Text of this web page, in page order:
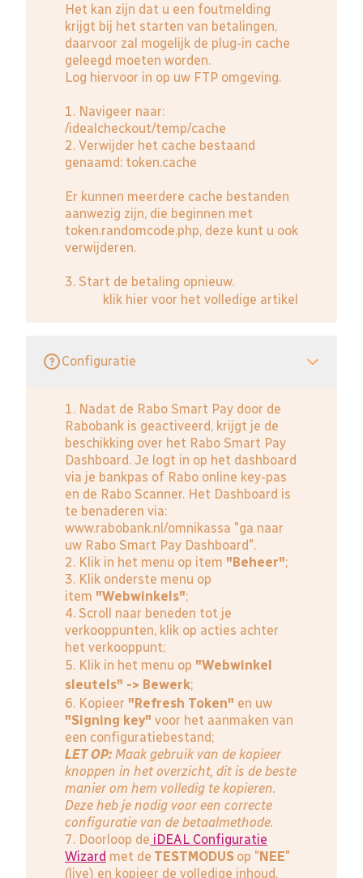
Het kan zijn dat u een foutmelding
krijgt bij het starten van betalingen,
daarvoor zal mogelijk de plug-in cache
geleegd moeten worden.
Log hiervoor in op uw FTP omgeving.
1. Navigeer naar:
/idealcheckout/temp/cache
2. Verwijder het cache bestaand
genaamd: token.cache
Er kunnen meerdere cache bestanden
aanwezig zijn, die beginnen met
token.randomcode.php, deze kunt u ook
verwijderen.
3. Start de betaling opnieuw.
klik hier voor het volledige artikel
Configuratie
1. Nadat de Rabo Smart Pay door de
Rabobank is geactiveerd, krijgt je de
beschikking over het Rabo Smart Pay
Dashboard. Je logt in op het dashboard
via je bankpas of Rabo online key-pas
en de Rabo Scanner. Het Dashboard is
te benaderen via:
www.rabobank.nl/omnikassa "ga naar
uw Rabo Smart Pay Dashboard".
2. Klik in het menu op item "Beheer";
3. Klik onderste menu op
item "Webwinkels";
4. Scroll naar beneden tot je
verkooppunten, klik op acties achter
het verkooppunt;
5. Klik in het menu op "Webwinkel
sleutels" -> Bewerk;
6. Kopieer "Refresh Token" en uw
"Signing key" voor het aanmaken van
een configuratiebestand;
LET OP: Maak gebruik van de kopieer
knoppen in het overzicht, dit is de beste
manier om hem volledig te kopieren.
Deze heb je nodig voor een correcte
configuratie van de betaalmethode.
7. Doorloop de iDEAL Configuratie
Wizard met de TESTMODUS op "NEE"
(live) en kopieer de volledige inhoud.